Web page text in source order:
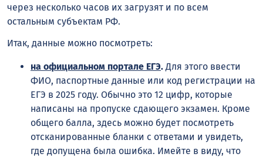
через несколько часов их загрузят и по всем
остальным субъектам РФ.
Итак, данные можно посмотреть:
на официальном портале ЕГЭ.Для этого ввести
ФИО, паспортные данные или код регистрации на
ЕГЭ в 2025 году. Обычно это 12 цифр, которые
написаны на пропуске сдающего экзамен. Кроме
общего балла, здесь можно будет посмотреть
отсканированные бланки с ответами и увидеть,
где допущена была ошибка. Имейте в виду, что